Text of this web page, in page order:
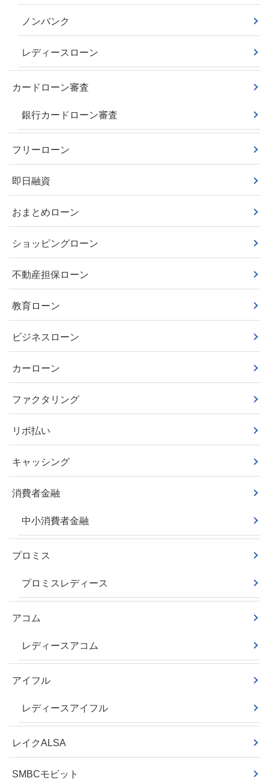
ノンバンク
レディースローン
カードローン審査
銀行カードローン審査
フリーローン
即日融資
おまとめローン
ショッピングローン
不動産担保ローン
教育ローン
ビジネスローン
カーローン
ファクタリング
リボ払い
キャッシング
消費者金融
中小消費者金融
プロミス
プロミスレディース
アコム
レディースアコム
アイフル
レディースアイフル
レイクALSA
SMBCモビット